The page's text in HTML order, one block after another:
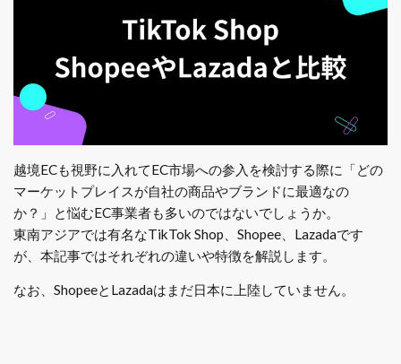
越境ECも視野に入れてEC市場への参入を検討する際に「どの
マーケットプレイスが自社の商品やブランドに最適なの
か？」と悩むEC事業者も多いのではないでしょうか。
東南アジアでは有名なTikTok Shop、Shopee、Lazadaです
が、本記事ではそれぞれの違いや特徴を解説します。
なお、ShopeeとLazadaはまだ日本に上陸していません。